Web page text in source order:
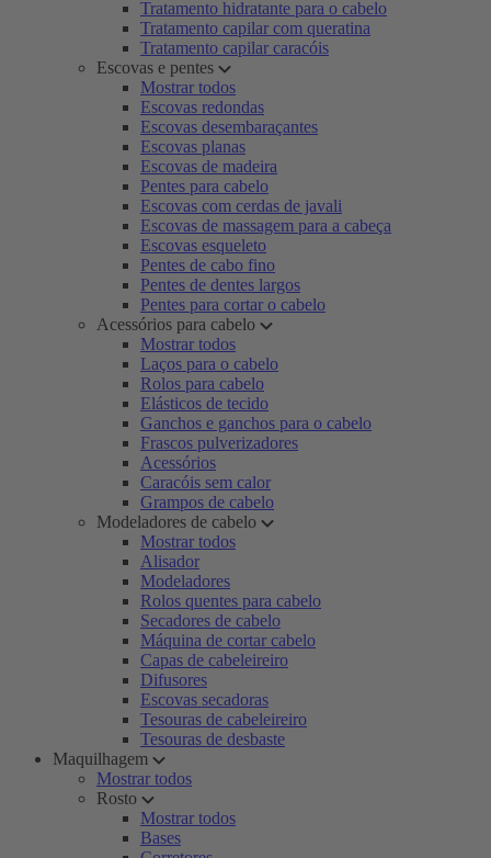
Tratamento hidratante para o cabelo
Tratamento capilar com queratina
Tratamento capilar caracóis
Escovas e pentes
Mostrar todos
Escovas redondas
Escovas desembaraçantes
Escovas planas
Escovas de madeira
Pentes para cabelo
Escovas com cerdas de javali
Escovas de massagem para a cabeça
Escovas esqueleto
Pentes de cabo fino
Pentes de dentes largos
Pentes para cortar o cabelo
Acessórios para cabelo
Mostrar todos
Laços para o cabelo
Rolos para cabelo
Elásticos de tecido
Ganchos e ganchos para o cabelo
Frascos pulverizadores
Acessórios
Caracóis sem calor
Grampos de cabelo
Modeladores de cabelo
Mostrar todos
Alisador
Modeladores
Rolos quentes para cabelo
Secadores de cabelo
Máquina de cortar cabelo
Capas de cabeleireiro
Difusores
Escovas secadoras
Tesouras de cabeleireiro
Tesouras de desbaste
Maquilhagem
Mostrar todos
Rosto
Mostrar todos
Bases